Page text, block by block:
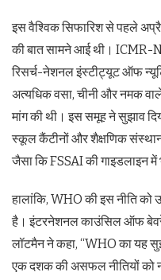
इस वैश्विक सिफारिश से पहले
की बात सामने आई थी।
रिसर्च-नेशनल इंस्टीट्यूट ऑफ
अत्यधिक वसा, चीनी और नमक वाले
मांग की थी। इस समूह ने सुझाव
स्कूल कैंटीनों और शैक्षणिक
जैसा कि FSSAI की गाइडलाइन में
हालांकि, WHO की इस नीति को
है। इंटरनेशनल काउंसिल ऑफ
लॉटमैन ने कहा, “WHO का यह
एक दशक की असफल नीतियों को